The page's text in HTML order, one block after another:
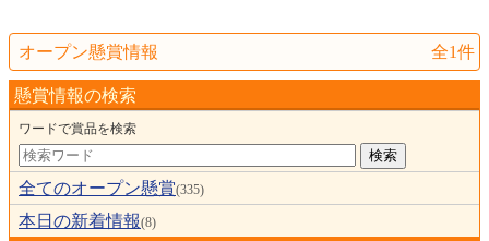
オープン懸賞情報 全1件
懸賞情報の検索
ワードで賞品を検索
全てのオープン懸賞(335)
本日の新着情報(8)